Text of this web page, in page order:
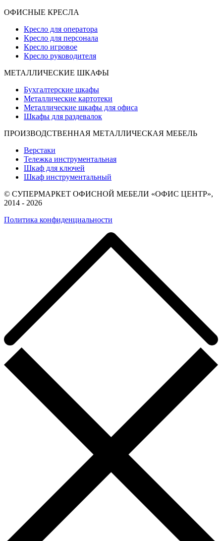
ОФИСНЫЕ КРЕСЛА
Кресло для оператора
Кресло для персонала
Кресло игровое
Кресло руководителя
МЕТАЛЛИЧЕСКИЕ ШКАФЫ
Бухгалтерские шкафы
Металлические картотеки
Металлические шкафы для офиса
Шкафы для раздевалок
ПРОИЗВОДСТВЕННАЯ МЕТАЛЛИЧЕСКАЯ МЕБЕЛЬ
Верстаки
Тележка инструментальная
Шкаф для ключей
Шкаф инструментальный
© СУПЕРМАРКЕТ ОФИСНОЙ МЕБЕЛИ «ОФИС ЦЕНТР»,
2014 - 2026
Политика конфиденциальности